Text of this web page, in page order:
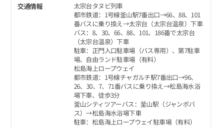
交通情報
太宗台タヌビ列車
都市鉄道：1号線釜山駅7番出口→66、88、101
番バスに乗り換え→太宗台（太宗台温泉）下車
バス：8、30、66、88、101、186番で太宗台
（太宗台温泉）下車
駐車：正門入口駐車場（バス専用）、第7駐車
場、自由ランド駐車場（有料）
松島海上ロープウェイ
都市鉄道：1号線チャガルチ駅7番出口→96、
26、30、7、71番バスに乗り換え→松島海水浴
場下車、徒歩3分
釜山シティツアーバス：釜山駅（ジャンボバ
ス）→松島海水浴場下車
駐車：松島海上ロープウェイ駐車場（有料）